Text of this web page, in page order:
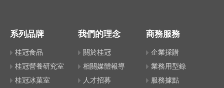
系列品牌
桂冠食品
桂冠營養研究室
桂冠冰菓室
我們的理念
關於桂冠
相關媒體報導
人才招募
商務服務
企業採購
業務用型錄
服務據點